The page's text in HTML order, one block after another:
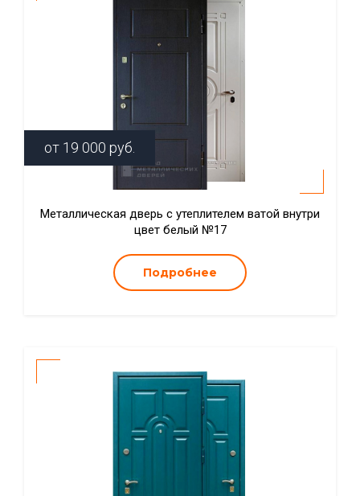
от 19 000 руб.
Металлическая дверь с утеплителем ватой внутри
цвет белый №17
Подробнее